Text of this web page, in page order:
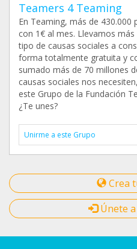
Teamers 4 Teaming
En Teaming, más de 430.000
con 1€ al mes. Llevamos
tipo de causas sociales a
forma totalmente gratuita y
sumado más de 70 millones
causas sociales nos
este Grupo de la Fundación
¿Te unes?
Unirme a este Grupo
Crea
Únete